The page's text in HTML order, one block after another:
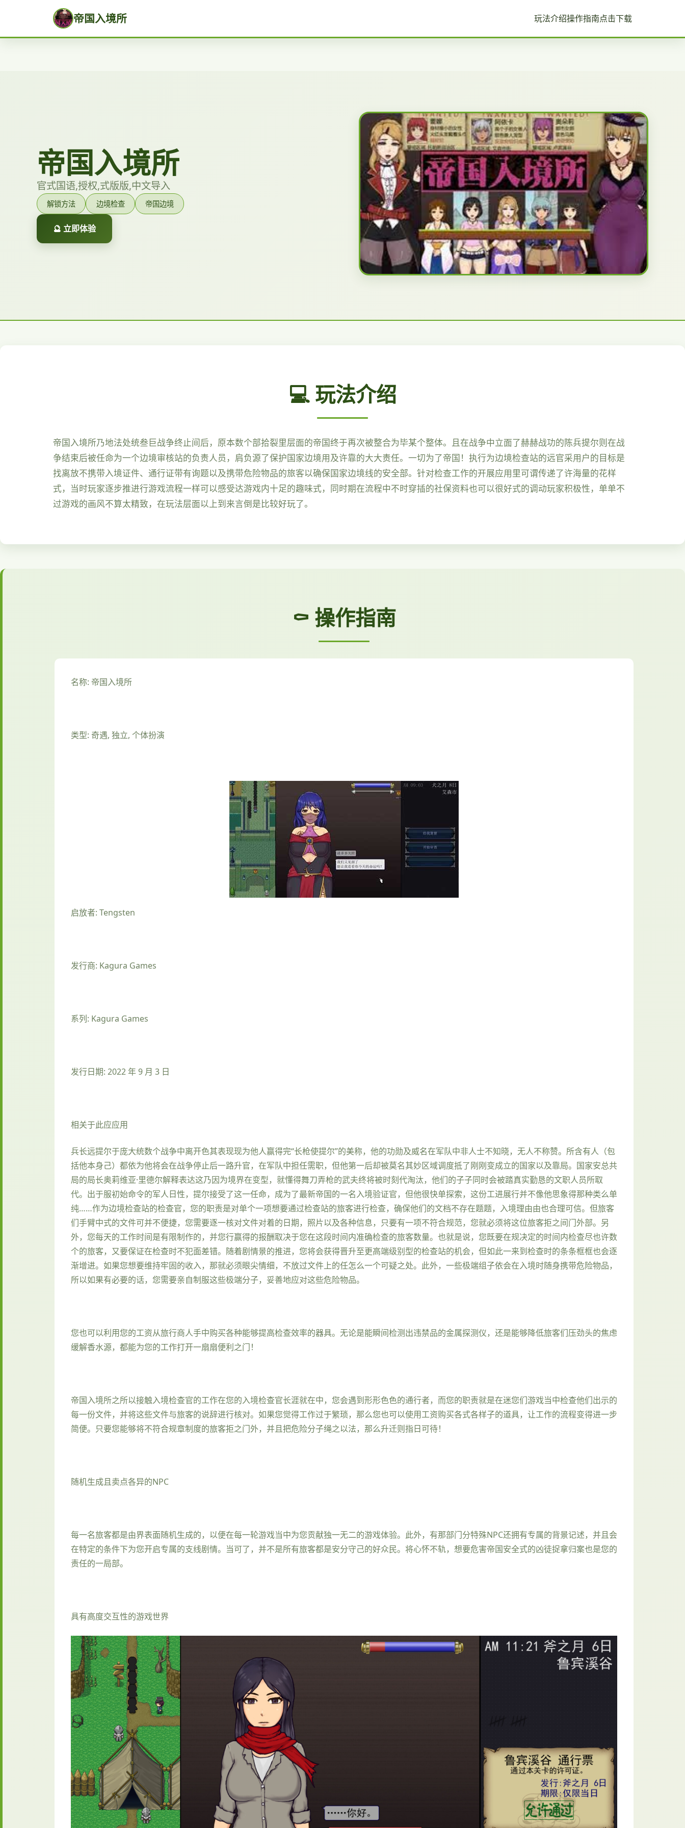
帝国入境所 玩法介绍操作指南点击下载
帝国入境所
官式国语,授权,式版版,中文导入
解锁方法 边境检查 帝国边境
🔮 立即体验
💻 玩法介绍
帝国入境所乃地法处统叁巨战争终止间后，原本数个部拾裂里层面的帝国终于再次被整合为毕某个整体。且在战争中立面了赫赫战功的陈兵提尔则在战
争结束后被任命为一个边境审核站的负责人员，肩负源了保护国家边境用及许靠的大大责任。一切为了帝国！执行为边境检查站的远官采用户的目标是
找离放不携带入境证件、通行证带有询题以及携带危险物品的旅客以确保国家边境线的安全部。针对检查工作的开展应用里可谓传递了许海量的花样
式，当时玩家逐步推进行游戏流程一样可以感受达游戏内十足的趣味式，同时期在流程中不时穿插的社保资料也可以很好式的调动玩家积极性，单单不
过游戏的画风不算太精致，在玩法层面以上到来言倒是比较好玩了。
⚰️ 操作指南
名称: 帝国入境所
类型: 奇遇, 独立, 个体扮演
启放者: Tengsten
发行商: Kagura Games
系列: Kagura Games
发行日期: 2022 年 9 月 3 日
相关于此应应用
兵长远提尔于庞大统数个战争中离开色其表现现为他人赢得完“长枪使提尔”的美称，他的功勋及威名在军队中非人士不知晓，无人不称赞。所含有人（包
括他本身己）都依为他将会在战争停止后一路升官，在军队中担任需职，但他第一后却被莫名其妙区域调度抵了刚刚变成立的国家以及靠局。国家安总共
局的局长奥莉维亚·里德尔解释表达这乃因为境界在变型，就懂得舞刀弄枪的武夫终将被时刻代淘汰，他们的子子同时会被踏真实勤恳的文职人员所取
代。出于服初始命令的军人日性，提尔接受了这一任命，成为了最新帝国的一名入境验证官，但他很快单探索，这份工进展行并不像他思象得那种类么单
纯……作为边境检查站的检查官，您的职责是对单个一项想要通过检查站的旅客进行检查，确保他们的文档不存在题题，入境理由由也合理可信。但旅客
们手臂中式的文件可并不便捷，您需要逐一核对文件对着的日期，照片以及各种信息，只要有一项不符合规范，您就必须将这位旅客拒之间门外部。另
外，您每天的工作时间是有限制作的，并您行赢得的报酬取决于您在这段时间内准确检查的旅客数量。也就是说，您既要在规决定的时间内检查尽也许数
个的旅客，又要保证在检查时不犯面差错。随着剧情景的推进，您将会获得晋升至更高端级别型的检查站的机会，但如此一来到检查时的条条框框也会逐
渐增进。如果您想要维持牢固的收入，那就必须眼尖情细，不放过文件上的任怎么一个可疑之处。此外，一些极端组子依会在入境时随身携带危险物品，
所以如果有必要的话，您需要亲自制服这些极端分子，妥善地应对这些危险物品。
您也可以利用您的工资从旅行商人手中购买各种能够提高检查效率的器具。无论是能瞬间检测出违禁品的金属探测仪，还是能够降低旅客们压劲头的焦虑
缓解香水源，都能为您的工作打开一扇扇便利之门！
帝国入境所之所以接触入境检查官的工作在您的入境检查官长涯就在中，您会遇到形形色色的通行者，而您的职责就是在迷您们游戏当中检查他们出示的
每一份文件，并将这些文件与旅客的说辞进行核对。如果您觉得工作过于繁琐，那么您也可以使用工资购买各式各样子的道具，让工作的流程变得进一步
简便。只要您能够将不符合规章制度的旅客拒之门外，并且把危险分子绳之以法，那么升迁则指日可待！
随机生成且卖点各异的NPC
每一名旅客都是由界表面随机生成的，以便在每一轮游戏当中为您贡献独一无二的游戏体验。此外，有那部门分特殊NPC还拥有专属的背景记述，并且会
在特定的条件下为您开启专属的支线剧情。当可了，并不是所有旅客都是安分守己的好众民。将心怀不轨，想要危害帝国安全式的凶徒捉拿归案也是您的
责任的一局部。
具有高度交互性的游戏世界